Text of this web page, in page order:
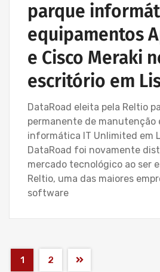
parque
equipamentos
e Cisco Meraki
escritório em
DataRoad eleita pela Reltio
permanente de manutenção
informática IT Unlimited em
DataRoad foi novamente
mercado tecnológico ao ser
Reltio, uma das maiores
software
1 2